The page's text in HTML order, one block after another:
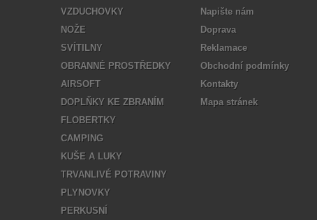
VZDUCHOVKY
NOŽE
SVÍTILNY
OBRANNÉ PROSTŘEDKY
AIRSOFT
DOPLŇKY KE ZBRANÍM
FLOBERTKY
CAMPING
KUŠE A LUKY
TRVANLIVÉ POTRAVINY
PLYNOVKY
PERKUSNÍ
Napište nám
Doprava
Reklamace
Obchodní podmínky
Kontakty
Mapa stránek